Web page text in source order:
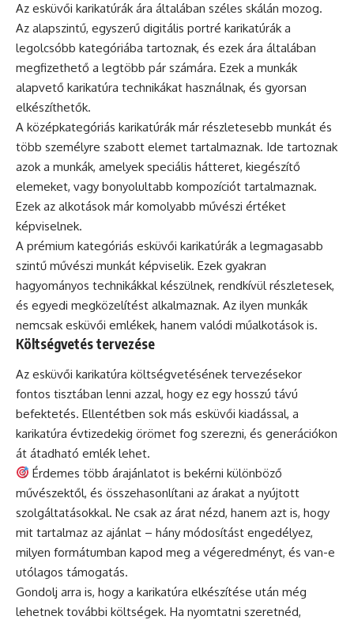
Az esküvői karikatúrák ára általában széles skálán mozog.
Az alapszintű, egyszerű digitális portré karikatúrák a
legolcsóbb kategóriába tartoznak, és ezek ára általában
megfizethető a legtöbb pár számára. Ezek a munkák
alapvető karikatúra technikákat használnak, és gyorsan
elkészíthetők.
A középkategóriás karikatúrák már részletesebb munkát és
több személyre szabott elemet tartalmaznak. Ide tartoznak
azok a munkák, amelyek speciális hátteret, kiegészítő
elemeket, vagy bonyolultabb kompozíciót tartalmaznak.
Ezek az alkotások már komolyabb művészi értéket
képviselnek.
A prémium kategóriás esküvői karikatúrák a legmagasabb
szintű művészi munkát képviselik. Ezek gyakran
hagyományos technikákkal készülnek, rendkívül részletesek,
és egyedi megközelítést alkalmaznak. Az ilyen munkák
nemcsak esküvői emlékek, hanem valódi műalkotások is.
Költségvetés tervezése
Az esküvői karikatúra költségvetésének tervezésekor
fontos tisztában lenni azzal, hogy ez egy hosszú távú
befektetés. Ellentétben sok más esküvői kiadással, a
karikatúra évtizedekig örömet fog szerezni, és generációkon
át átadható emlék lehet.
Érdemes több árajánlatot is bekérni különböző
művészektől, és összehasonlítani az árakat a nyújtott
szolgáltatásokkal. Ne csak az árat nézd, hanem azt is, hogy
mit tartalmaz az ajánlat – hány módosítást engedélyez,
milyen formátumban kapod meg a végeredményt, és van-e
utólagos támogatás.
Gondolj arra is, hogy a karikatúra elkészítése után még
lehetnek további költségek. Ha nyomtatni szeretnéd,